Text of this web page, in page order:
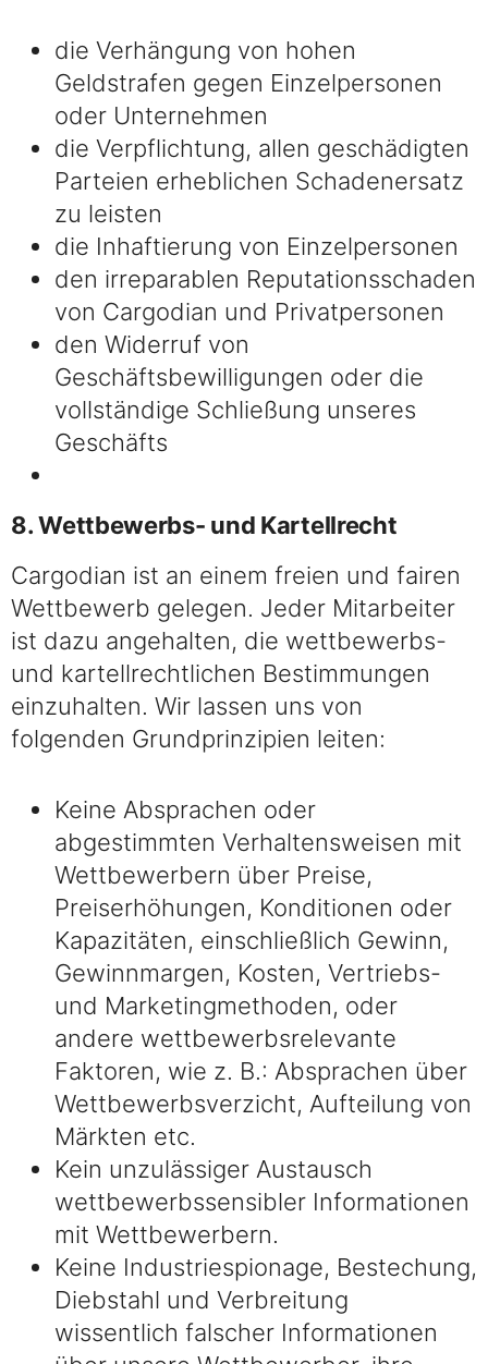
die Verhängung von hohen
Geldstrafen gegen Einzelpersonen
oder Unternehmen
die Verpflichtung, allen geschädigten
Parteien erheblichen Schadenersatz
zu leisten
die Inhaftierung von Einzelpersonen
den irreparablen Reputationsschaden
von Cargodian und Privatpersonen
den Widerruf von
Geschäftsbewilligungen oder die
vollständige Schließung unseres
Geschäfts
8. Wettbewerbs- und Kartellrecht
Cargodian ist an einem freien und fairen
Wettbewerb gelegen. Jeder Mitarbeiter
ist dazu angehalten, die wettbewerbs-
und kartellrechtlichen Bestimmungen
einzuhalten. Wir lassen uns von
folgenden Grundprinzipien leiten:
Keine Absprachen oder
abgestimmten Verhaltensweisen mit
Wettbewerbern über Preise,
Preiserhöhungen, Konditionen oder
Kapazitäten, einschließlich Gewinn,
Gewinnmargen, Kosten, Vertriebs-
und Marketingmethoden, oder
andere wettbewerbsrelevante
Faktoren, wie z. B.: Absprachen über
Wettbewerbsverzicht, Aufteilung von
Märkten etc.
Kein unzulässiger Austausch
wettbewerbssensibler Informationen
mit Wettbewerbern.
Keine Industriespionage, Bestechung,
Diebstahl und Verbreitung
wissentlich falscher Informationen